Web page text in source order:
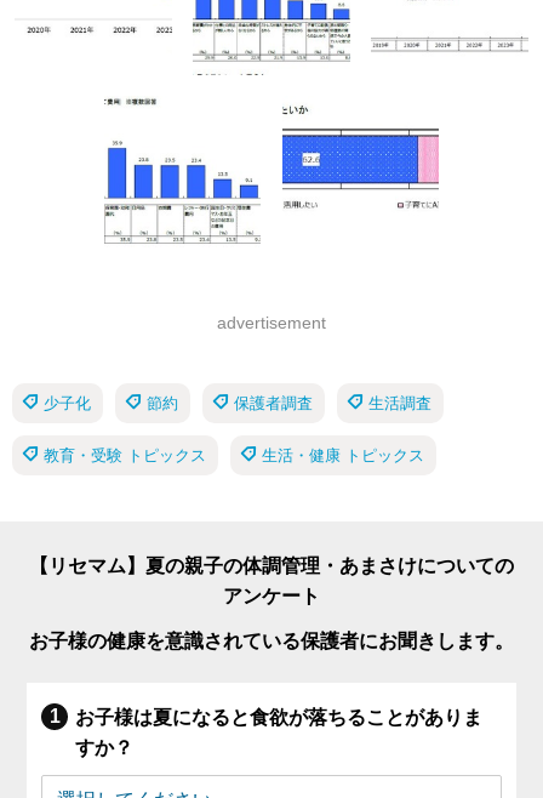
advertisement
少子化 節約 保護者調査 生活調査
教育・受験 トピックス 生活・健康 トピックス
【リセマム】夏の親子の体調管理・あまさけについての
アンケート
お子様の健康を意識されている保護者にお聞きします。
お子様は夏になると食欲が落ちることがありま
すか？